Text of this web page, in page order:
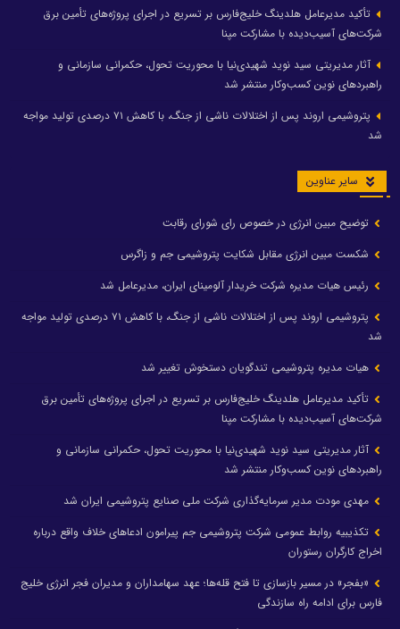
تأکید مدیرعامل هلدینگ خلیج‌فارس بر تسریع در اجرای پروژه‌های تأمین برق
شرکت‌های آسیب‌دیده با مشارکت مپنا
آثار مدیریتی سید نوید شهیدی‌نیا با محوریت تحول، حکمرانی سازمانی و
راهبردهای نوین کسب‌وکار منتشر شد
پتروشیمی اروند پس از اختلالات ناشی از جنگ، با کاهش ۷۱ درصدی تولید مواجه
شد
سایر عناوین
توضیح مبین انرژی در خصوص رای شورای رقابت
شکست مبین انرژی مقابل شکایت پتروشیمی جم و زاگرس
رئیس هیات مدیره شرکت خریدار آلومینای ایران، مدیرعامل شد
پتروشیمی اروند پس از اختلالات ناشی از جنگ، با کاهش ۷۱ درصدی تولید مواجه
شد
هیات مدیره پتروشیمی تندگویان دستخوش تغییر شد
تأکید مدیرعامل هلدینگ خلیج‌فارس بر تسریع در اجرای پروژه‌های تأمین برق
شرکت‌های آسیب‌دیده با مشارکت مپنا
آثار مدیریتی سید نوید شهیدی‌نیا با محوریت تحول، حکمرانی سازمانی و
راهبردهای نوین کسب‌وکار منتشر شد
مهدی مودت مدیر سرمایه‌گذاری شرکت ملی صنایع پتروشیمی ایران شد
تکذیبیه روابط عمومی شرکت پتروشیمی جم پیرامون ادعاهای خلاف واقع درباره
اخراج کارگران رستوران
«بفجر» در مسیر بازسازی تا فتح قله‌ها؛ عهد سهامداران و مدیران فجر انرژی خلیج
فارس برای ادامه راه سازندگی